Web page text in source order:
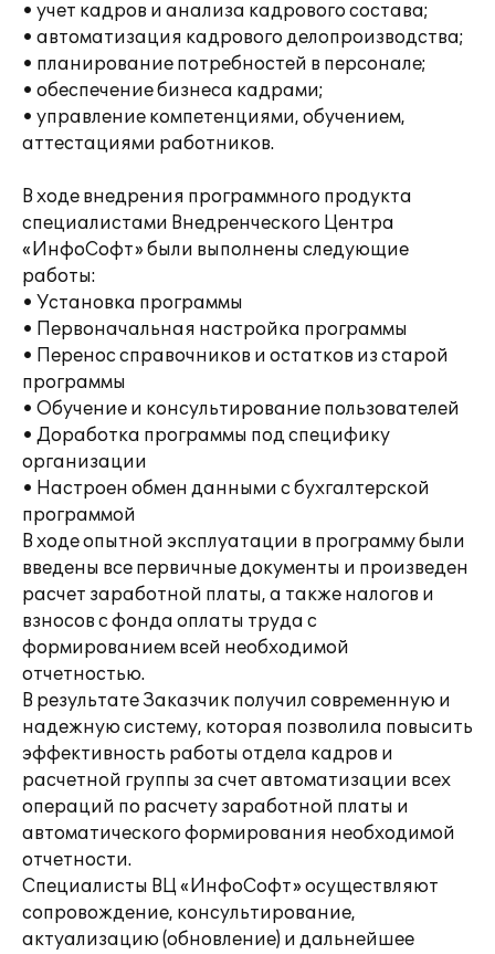
• учет кадров и анализа кадрового состава;
• автоматизация кадрового делопроизводства;
• планирование потребностей в персонале;
• обеспечение бизнеса кадрами;
• управление компетенциями, обучением,
аттестациями работников.
В ходе внедрения программного продукта
специалистами Внедренческого Центра
«ИнфоСофт» были выполнены следующие
работы:
• Установка программы
• Первоначальная настройка программы
• Перенос справочников и остатков из старой
программы
• Обучение и консультирование пользователей
• Доработка программы под специфику
организации
• Настроен обмен данными с бухгалтерской
программой
В ходе опытной эксплуатации в программу были
введены все первичные документы и произведен
расчет заработной платы, а также налогов и
взносов с фонда оплаты труда с
формированием всей необходимой
отчетностью.
В результате Заказчик получил современную и
надежную систему, которая позволила повысить
эффективность работы отдела кадров и
расчетной группы за счет автоматизации всех
операций по расчету заработной платы и
автоматического формирования необходимой
отчетности.
Специалисты ВЦ «ИнфоСофт» осуществляют
сопровождение, консультирование,
актуализацию (обновление) и дальнейшее